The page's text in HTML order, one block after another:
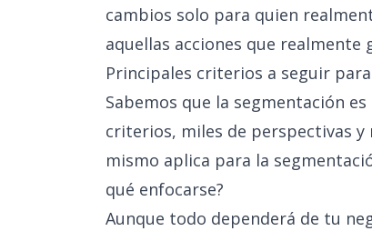
cambios solo para quien
aquellas acciones que realmente
Principales criterios a seguir
Sabemos que la segmentación
criterios, miles de perspectivas y
mismo aplica para la
qué enfocarse?
Aunque todo dependerá de tu